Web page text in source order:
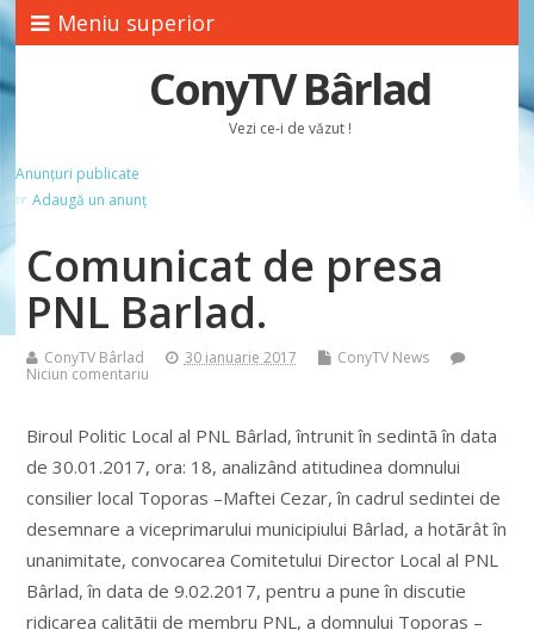
Meniu superior
ConyTV Bârlad
Vezi ce-i de văzut !
Anunțuri publicate
☞ Adaugă un anunț
Comunicat de presa
PNL Barlad.
ConyTV Bârlad 30 ianuarie 2017
ConyTV News
Niciun comentariu
Biroul Politic Local al PNL Bârlad, întrunit în sedintã în data
de 30.01.2017, ora: 18, analizând atitudinea domnului
consilier local Toporas –Maftei Cezar, în cadrul sedintei de
desemnare a viceprimarului municipiului Bârlad, a hotãrât în
unanimitate, convocarea Comitetului Director Local al PNL
Bârlad, în data de 9.02.2017, pentru a pune în discutie
ridicarea calitãtii de membru PNL, a domnului Toporas –